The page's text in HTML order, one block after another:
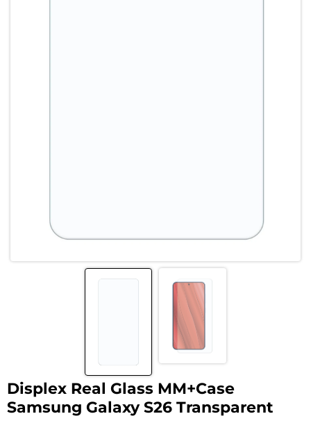
Displex Real Glass MM+Case
Samsung Galaxy S26 Transparent